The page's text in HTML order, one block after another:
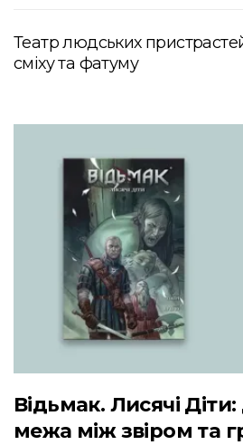
Театр людських
сміху та фатуму
Відьмак. Лисячі
межа між звіром та